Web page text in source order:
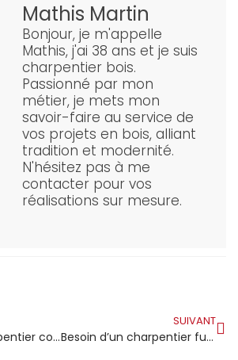
Mathis Martin
Bonjour, je m'appelle
Mathis, j'ai 38 ans et je suis
charpentier bois.
Passionné par mon
métier, je mets mon
savoir-faire au service de
vos projets en bois, alliant
tradition et modernité.
N'hésitez pas à me
contacter pour vos
réalisations sur mesure.
Besoin d’un charpentier couvreur compétent à Bordeaux ?
SUIVANT
Besoin d’un charpentier funéraire pour un devis de marbrerie personnalisé ?